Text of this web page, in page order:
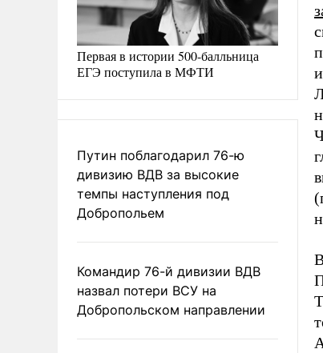
Первая в истории 500-балльница
ЕГЭ поступила в МФТИ
Путин поблагодарил 76-ю
дивизию ВДВ за высокие
темпы наступления под
Добропольем
Командир 76-й дивизии ВДВ
назвал потери ВСУ на
Добропольском направлении